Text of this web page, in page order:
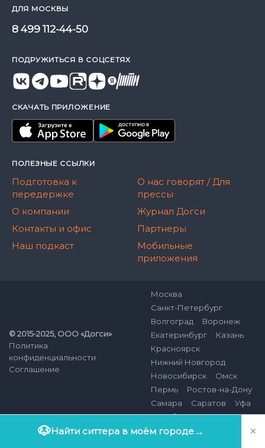
ДЛЯ МОСКВЫ
8 499 112-44-50
ПОДРУЖИТЬСЯ В СОЦСЕТЯХ
СКАЧАТЬ ПРИЛОЖЕНИЕ
ПОЛЕЗНЫЕ ССЫЛКИ
Подготовка к
передержке
О компании
Контакты и офис
Наш подкаст
О нас говорят / Для
прессы
Журнал Догси
Партнеры
Мобильные
приложения
© 2015-2025, ООО «Догси»
Политика
конфиденциальности
Соглашение
Москва
Санкт-Петербург
Волгоград
Воронеж
Екатеринбург
Казань
Красноярск
Нижний Новгород
Новосибирск
Омск
Пермь
Ростов-на-Дону
Самара
Саратов
Уфа
Челябинск
Все города
🐶Найти ситтера в моём городе→ ×